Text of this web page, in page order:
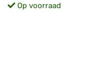
Op voorraad